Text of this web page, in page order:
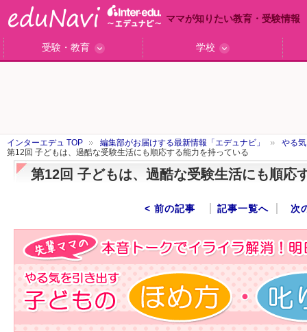
ママが知りたい教育・受験情報
受験・教育
学校
インターエデュ TOP 編集部がお届けする最新情報「エデュナビ」
やる
第12回 子どもは、過酷な受験生活にも順応する能力を持っている
第12回 子どもは、過酷な受験生活にも順応
< 前の記事 記事一覧へ 次